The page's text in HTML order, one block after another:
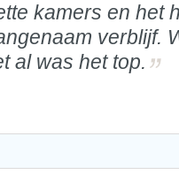
kamers en het
verblijf.
al was het top.